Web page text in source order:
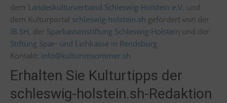
dem Landeskulturverband Schleswig-Holstein e.V. und
dem Kulturportal schleswig-holstein.sh gefördert von der
IB.SH, der Sparkassenstiftung Schleswig-Holstein und der
Stiftung Spar- und Leihkasse in Rendsburg
Kontakt: info@kulturimsommer.sh
Erhalten Sie Kulturtipps der
schleswig-holstein.sh-Redaktion